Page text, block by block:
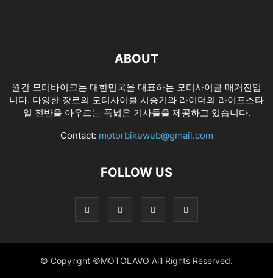
ABOUT
월간 모터바이크는 대한민국을 대표하는 모터사이클 매거진입
니다. 다양한 장르의 모터사이클 시승기와 라이더의 라이프스타
일 전반을 아우르는 폭넓은 기사들을 제공하고 있습니다.
Contact: motorbikeweb@gmail.com
FOLLOW US
© Copyright ©MOTOLAVO Alll Rights Reserved.